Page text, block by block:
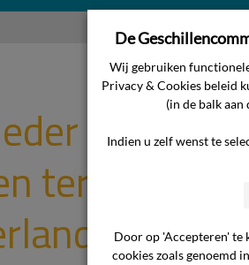
had
terug
De
Wij gebruiken
Privacy & Cookies beleid
(in de balk
Indien u zelf wenst te
Door op 'Accepteren' te
cookies zoals genoemd